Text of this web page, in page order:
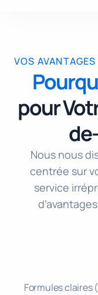
VOS
pour
Nous nous
centrée sur
service
Formules claires